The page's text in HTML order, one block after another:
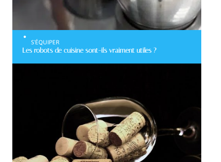
S'ÉQUIPER
Les robots de cuisine sont-ils vraiment utiles ?